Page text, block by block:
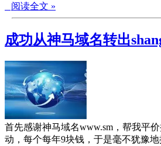
阅读全文 »
成功从神马域名转出
首先感谢神马域名www.sm，帮我平
动，每个每年9块钱，于是毫不犹豫